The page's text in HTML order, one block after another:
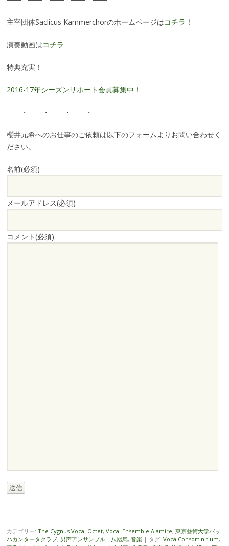
主宰団体Saclicus Kammerchorのホームページはコチラ ！
演奏動画はコチラ
特典充実！
2016-17年シーズンサポート会員募集中！
――・――・――・――・――
櫻井元希へのお仕事のご依頼は以下のフォームよりお問い合わせく
ださい。
名前(必須)
メールアドレス(必須)
コメント(必須)
送信
カテゴリー: The Cygnus Vocal Octet, Vocal Ensemble Alamire, 東京藝術大学バッ
ハカンタータクラブ, 男声アンサンブル 八咫烏, 音楽 | タグ: VocalConsortInitium,